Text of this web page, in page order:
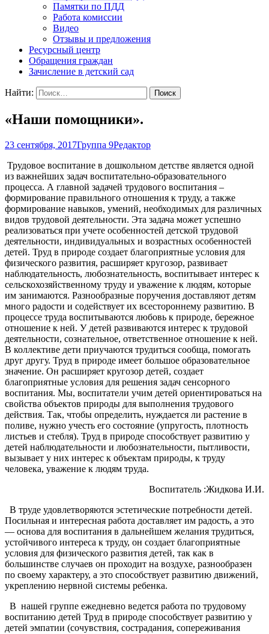
Памятки по ПДД
Работа комиссии
Видео
Отзывы и предложения
Ресурсный центр
Обращения граждан
Зачисление в детский сад
Найти:
«Наши помощники».
23 сентября, 2017Группа 9Редактор
Трудовое воспитание в дошкольном детстве является одной
из важнейших задач воспитательно-образовательного
процесса. А главной задачей трудового воспитания –
формирование правильного отношения к труду, а также
формирование навыков, умений, необходимых для различных
видов трудовой деятельности. Эта задача может успешно
реализоваться при учете особенностей детской трудовой
деятельности, индивидуальных и возрастных особенностей
детей. Труд в природе создает благоприятные условия для
физического развития, расширяет кругозор, развивает
наблюдательность, любознательность, воспитывает интерес к
сельскохозяйственному труду и уважение к людям, которые
им занимаются. Разнообразные поручения доставляют детям
много радости и содействует их всестороннему развитию. В
процессе труда воспитываются любовь к природе, бережное
отношение к ней. У детей развиваются интерес к трудовой
деятельности, сознательное, ответственное отношение к ней.
В коллективе дети приучаются трудиться сообща, помогать
друг другу. Труд в природе имеет большое образовательное
значение. Он расширяет кругозор детей, создает
благоприятные условия для решения задач сенсорного
воспитания. Мы, воспитатели учим детей ориентироваться на
свойства объектов природы для выполнения трудового
действия. Так, чтобы определить, нуждается ли растение в
поливе, нужно учесть его состояние (упругость, плотность
листьев и стебля). Труд в природе способствует развитию у
детей наблюдательности и любознательности, пытливости,
вызывает у них интерес к объектам природы, к труду
человека, уважение к людям труда.
Воспитатель :Жидкова И.И.
В труде удовлетворяются эстетические потребности детей.
Посильная и интересная работа доставляет им радость, а это
— основа для воспитания в дальнейшем желания трудиться,
устойчивого интереса к труду, он создает благоприятные
условия для физического развития детей, так как в
большинстве случаев он проходит на воздухе, разнообразен
по своему характеру, а это способствует развитию движений,
укреплению нервной системы ребенка.
В нашей группе ежедневно ведется работа по трудовому
воспитанию детей Труд в природе способствует развитию у
детей эмпатии (сочувствия, сострадания, сопереживания